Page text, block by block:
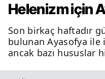
Helenizm için
Son birkaç haftadır
bulunan Ayasofya ile
ancak bazı hususlar